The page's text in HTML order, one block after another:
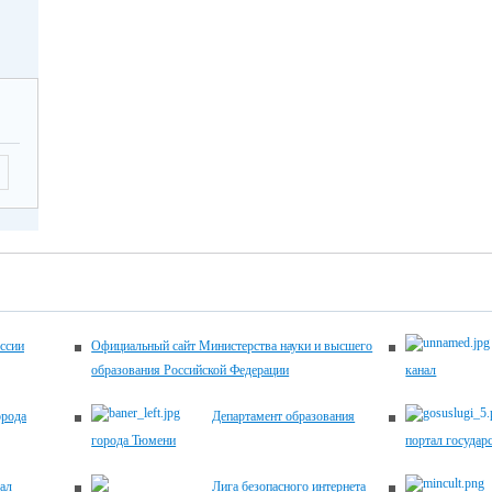
Александровна,
заместитель
Официальный сайт Министерства науки и высшего
образования Российской Федерации
канал
Департамент образования
города Тюмени
портал
Лига безопасного интернета